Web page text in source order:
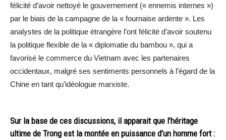
félicité d’avoir nettoyé le gouvernement (« ennemis internes »)
par le biais de la campagne de la « fournaise ardente ». Les
analystes de la politique étrangère l’ont félicité d’avoir soutenu
la politique flexible de la « diplomatie du bambou », qui a
favorisé le commerce du Vietnam avec les partenaires
occidentaux, malgré ses sentiments personnels à l’égard de la
Chine en tant qu’idéologue marxiste.
Sur la base de ces discussions, il apparait que l’héritage
ultime de Trong est la montée en puissance d’un homme fort :